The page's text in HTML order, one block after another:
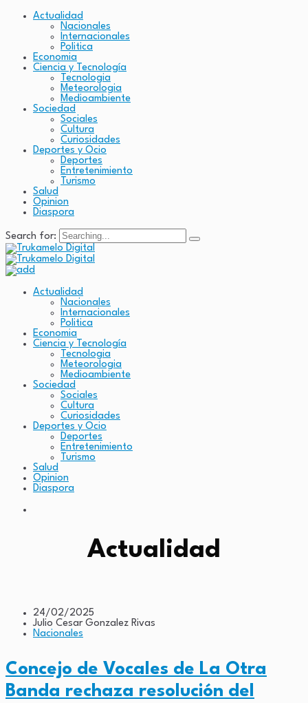
Actualidad
Nacionales
Internacionales
Politica
Economia
Ciencia y Tecnología
Tecnologia
Meteorologia
Medioambiente
Sociedad
Sociales
Cultura
Curiosidades
Deportes y Ocio
Deportes
Entretenimiento
Turismo
Salud
Opinion
Diaspora
Search for:
Actualidad
Nacionales
Internacionales
Politica
Economia
Ciencia y Tecnología
Tecnologia
Meteorologia
Medioambiente
Sociedad
Sociales
Cultura
Curiosidades
Deportes y Ocio
Deportes
Entretenimiento
Turismo
Salud
Opinion
Diaspora
Actualidad
24/02/2025
Julio Cesar Gonzalez Rivas
Nacionales
Concejo de Vocales de La Otra
Banda rechaza resolución del